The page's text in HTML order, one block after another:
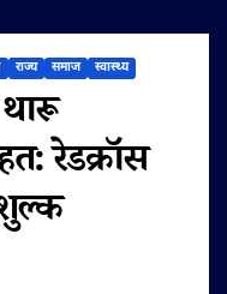
राज्य समाज स्वास्थ्य
रेडक्रॉस